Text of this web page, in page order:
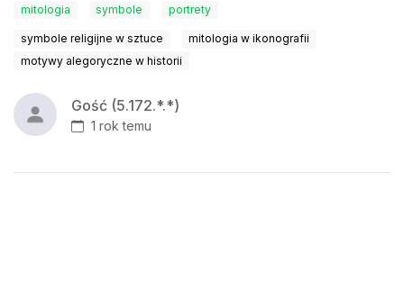
mitologia symbole portrety
symbole religijne w sztuce
mitologia w ikonografii
motywy alegoryczne w historii
Gość (5.172.*.*)
1 rok temu